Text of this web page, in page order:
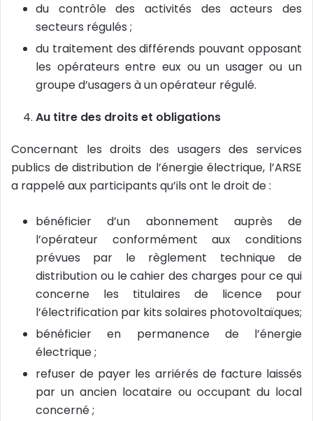
du contrôle des activités des acteurs des
secteurs régulés ;
du traitement des différends pouvant opposant
les opérateurs entre eux ou un usager ou un
groupe d’usagers à un opérateur régulé.
Au titre des droits et obligations
Concernant les droits des usagers des services
publics de distribution de l’énergie électrique, l’ARSE
a rappelé aux participants qu’ils ont le droit de :
bénéficier d’un abonnement auprès de
l’opérateur conformément aux conditions
prévues par le règlement technique de
distribution ou le cahier des charges pour ce qui
concerne les titulaires de licence pour
l’électrification par kits solaires photovoltaïques;
bénéficier en permanence de l’énergie
électrique ;
refuser de payer les arriérés de facture laissés
par un ancien locataire ou occupant du local
concerné ;